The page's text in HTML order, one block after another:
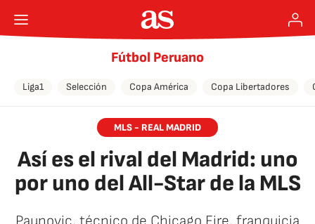
Fútbol Peruano
Liga1 Selección Copa América Copa Libertadores
MLS - REAL MADRID
Así es el rival del Madrid: uno
por uno del All-Star de la MLS